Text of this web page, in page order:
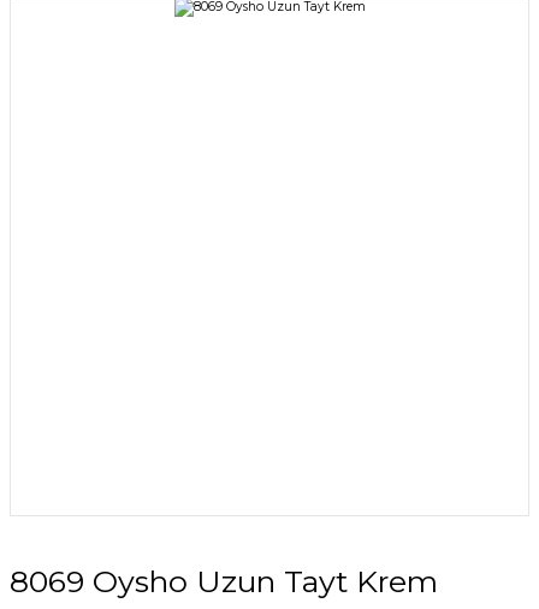
8069 Oysho Uzun Tayt Krem